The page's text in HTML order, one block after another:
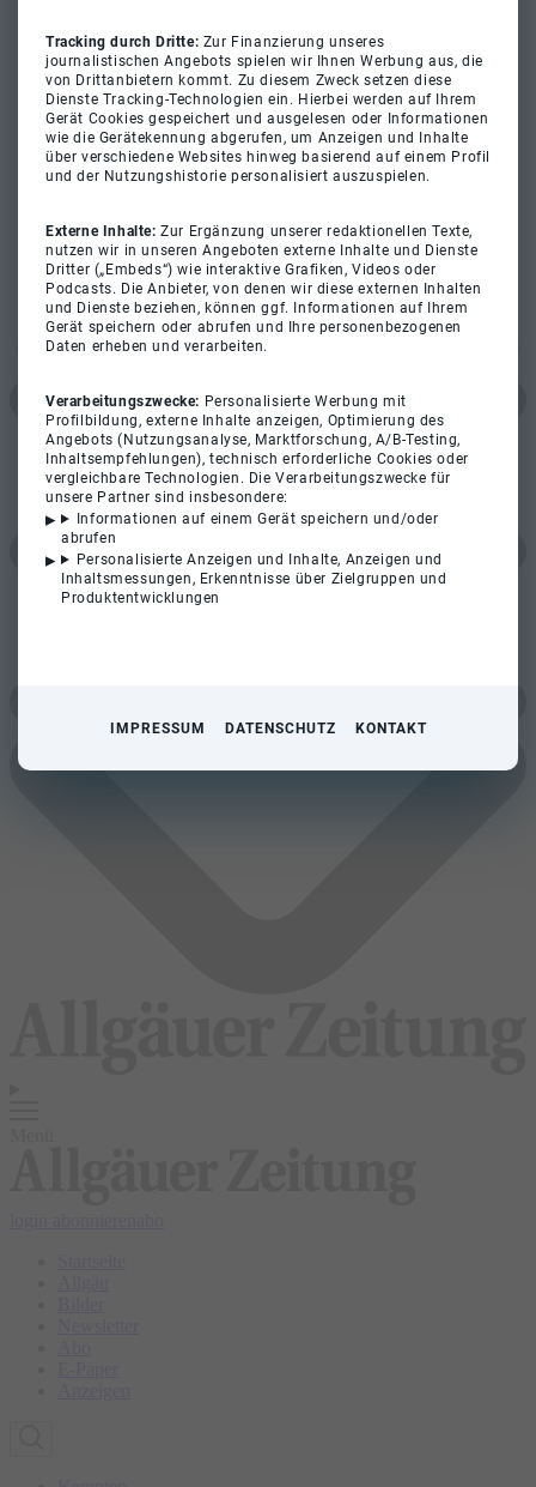
Tracking durch Dritte: Zur Finanzierung unseres
journalistischen Angebots spielen wir Ihnen Werbung aus, die
von Drittanbietern kommt. Zu diesem Zweck setzen diese
Dienste Tracking-Technologien ein. Hierbei werden auf Ihrem
Gerät Cookies gespeichert und ausgelesen oder Informationen
wie die Gerätekennung abgerufen, um Anzeigen und Inhalte
über verschiedene Websites hinweg basierend auf einem Profil
und der Nutzungshistorie personalisiert auszuspielen.
Externe Inhalte:Zur Ergänzung unserer redaktionellen Texte,
nutzen wir in unseren Angeboten externe Inhalte und Dienste
Dritter („Embeds“) wie interaktive Grafiken, Videos oder
Podcasts. Die Anbieter, von denen wir diese externen Inhalten
und Dienste beziehen, können ggf. Informationen auf Ihrem
Gerät speichern oder abrufen und Ihre personenbezogenen
Daten erheben und verarbeiten.
Verarbeitungszwecke: Personalisierte Werbung mit
Profilbildung, externe Inhalte anzeigen, Optimierung des
Angebots (Nutzungsanalyse, Marktforschung, A/B-Testing,
Inhaltsempfehlungen), technisch erforderliche Cookies oder
vergleichbare Technologien. Die Verarbeitungszwecke für
unsere Partner sind insbesondere:
Informationen auf einem Gerät speichern und/oder
abrufen
Personalisierte Anzeigen und Inhalte, Anzeigen und
Inhaltsmessungen, Erkenntnisse über Zielgruppen und
Produktentwicklungen
IMPRESSUM DATENSCHUTZ KONTAKT